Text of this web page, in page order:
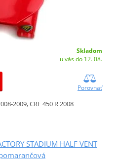
Skladom
u vás do 12. 08.
Porovnať
2009, CRF 450 R 2008
STADIUM HALF VENT